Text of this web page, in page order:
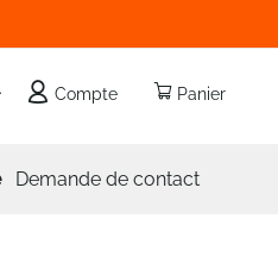
Panier
Compte
Demande de contact